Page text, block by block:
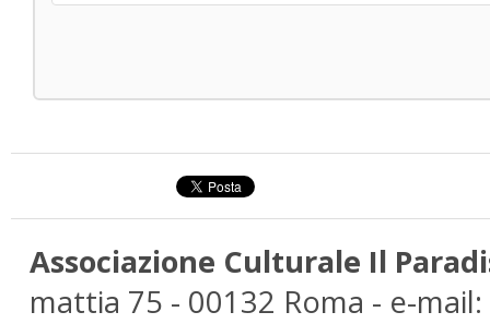
Associazione Culturale Il
mattia 75 - 00132 Roma - e-mail: